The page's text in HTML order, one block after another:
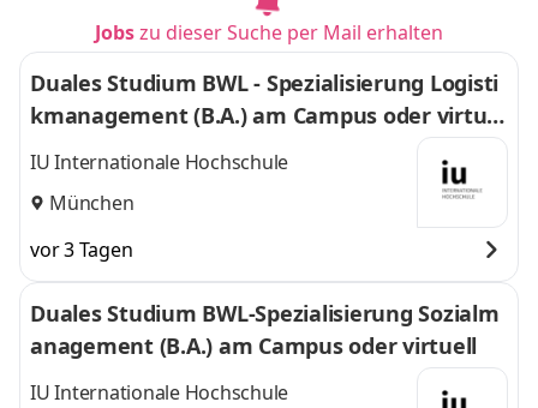
Jobszu dieser Suche per Mail erhalten
Duales Studium BWL - Spezialisierung Logisti
kmanagement (B.A.) am Campus oder virtuel
l
IU Internationale Hochschule
München
vor 3 Tagen
Duales Studium BWL-Spezialisierung Sozialm
anagement (B.A.) am Campus oder virtuell
IU Internationale Hochschule